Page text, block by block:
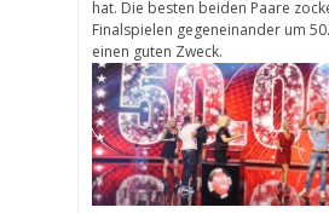
hat. Die besten beiden Paare
Finalspielen gegeneinander um
einen guten Zweck.